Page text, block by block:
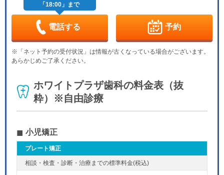
「18:00」まで
電話する 予約
※「ネット予約の受付状況」は情報が古くなっている場合がございます。
あらかじめご了承ください。
ホワイトプラザ歯科の料金表（抜
粋）※自由診療
小児矯正
プレート矯正